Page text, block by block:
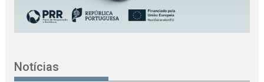
Notícias